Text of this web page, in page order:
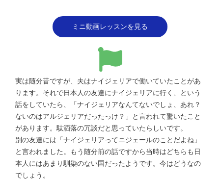
ミニ動画レッスンを見る
実は随分昔ですが、夫はナイジェリアで働いていたことがあ
ります。それで日本人の友達にナイジェリアに行く、という
話をしていたら、「ナイジェリアなんてないでしょ、あれ？
ないのはアルジェリアだったっけ？」と言われて驚いたこと
があります。駄洒落の冗談だと思っていたらしいです。
別の友達には「ナイジェリアってニジェールのことだよね」
と言われました。もう随分前の話ですから当時はどちらも日
本人にはあまり馴染のない国だったようです。今はどうなの
でしょう。